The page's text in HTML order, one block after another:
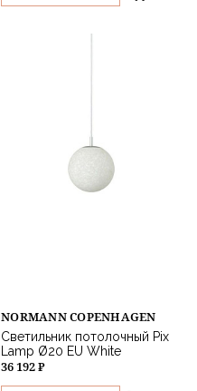
NORMANN COPENHAGEN
Светильник потолочный Pix
Lamp Ø20 EU White
36 192 ₽